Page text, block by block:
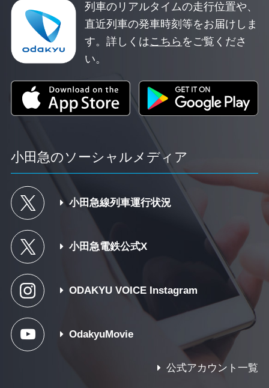
列車のリアルタイムの走行位置や、
直近列車の発車時刻等をお届けしま
す。詳しくはこちら をご覧くださ
い。
小田急のソーシャルメディア
小田急線列車運行状況
小田急電鉄公式X
ODAKYU VOICE Instagram
OdakyuMovie
公式アカウント一覧